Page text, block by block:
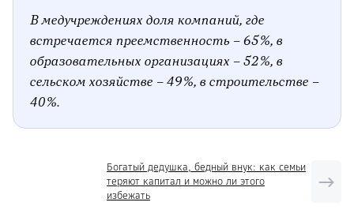
В медучреждениях доля компаний, где
встречается преемственность – 65%, в
образовательных организациях – 52%, в
сельском хозяйстве – 49%, в строительстве –
40%.
Богатый дедушка, бедный внук: как семьи
теряют капитал и можно ли этого
избежать